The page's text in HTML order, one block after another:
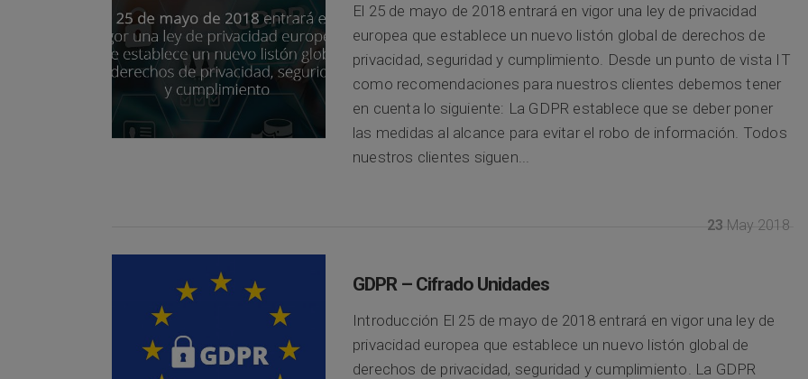
El 25 de mayo de 2018 entrará en vigor una ley de privacidad
europea que establece un nuevo listón global de derechos de
privacidad, seguridad y cumplimiento. Desde un punto de vista IT
como recomendaciones para nuestros clientes debemos tener
en cuenta lo siguiente: La GDPR establece que se deber poner
las medidas al alcance para evitar el robo de información. Todos
nuestros clientes siguen...
23 May 2018
GDPR – Cifrado Unidades
Introducción El 25 de mayo de 2018 entrará en vigor una ley de
privacidad europea que establece un nuevo listón global de
derechos de privacidad, seguridad y cumplimiento. La GDPR